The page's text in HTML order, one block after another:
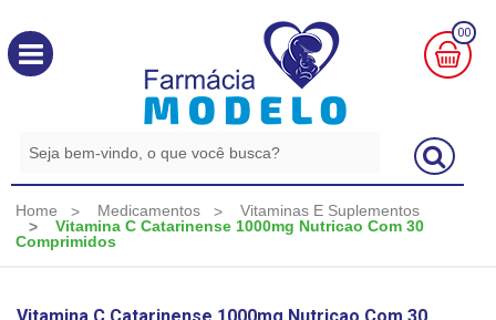
00
0,00
Home Medicamentos
Vitaminas E Suplementos
Vitamina C Catarinense 1000mg Nutricao Com 30
Comprimidos